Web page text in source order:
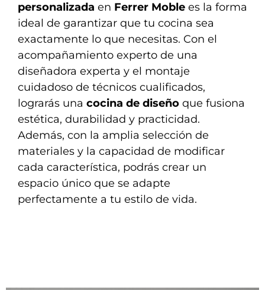
personalizada en Ferrer Moble es la forma
ideal de garantizar que tu cocina sea
exactamente lo que necesitas. Con el
acompañamiento experto de una
diseñadora experta y el montaje
cuidadoso de técnicos cualificados,
lograrás una cocina de diseño que fusiona
estética, durabilidad y practicidad.
Además, con la amplia selección de
materiales y la capacidad de modificar
cada característica, podrás crear un
espacio único que se adapte
perfectamente a tu estilo de vida.